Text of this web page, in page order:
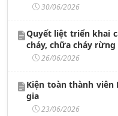
30/06/2026
Quyết liệt triển khai
cháy, chữa cháy rừng
26/06/2026
Kiện toàn thành viên
gia
23/06/2026